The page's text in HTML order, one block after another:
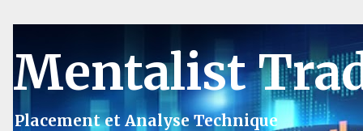
Mentalist
Placement et Analyse Technique